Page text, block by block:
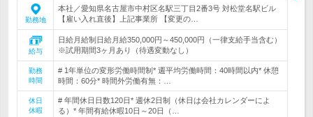
勤務地
本社／愛知県名古屋市中村区名駅三丁目2番3号 対松堂名駅ビル
【雇い入れ直後】上記事業所 【変更の…
給与
日給月給制日給月給350,000円～450,000円（一律支給手当含む）
※試用期間3ヶ月あり（待遇変動なし）
勤務
時間
# 1年単位の変形労働時間制* 週平均労働時間：40時間以内* 休憩
時間：60分* 時間外労働有無：…
休日
休暇
# 年間休日日数120日* 週休2日制（休日は会社カレンダーによ
る）* 年間有給休暇10日～20日（…